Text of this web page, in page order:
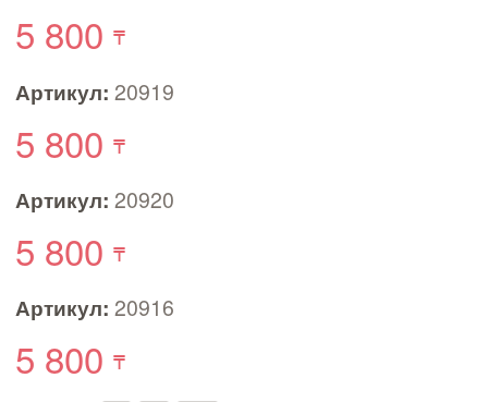
5 800
Артикул: 20919
5 800
Артикул: 20920
5 800
Артикул: 20916
5 800